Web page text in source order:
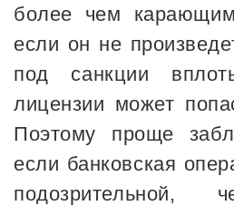
более чем
если он не
под санкции
лицензии может
Поэтому проще
если банковская
подозрительной,